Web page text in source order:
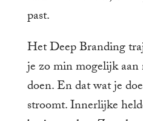
past.
Het Deep Branding
je zo min mogelijk
doen. En dat wat je
stroomt. Innerlijke